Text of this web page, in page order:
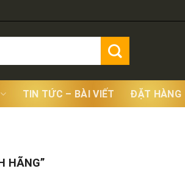
TIN TỨC – BÀI VIẾT ĐẶT HÀNG
HÃNG”